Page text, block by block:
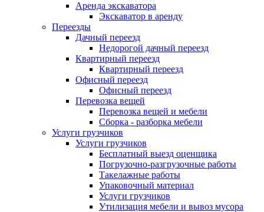
Аренда экскаватора
Экскаватор в аренду
Переезды
Дачный переезд
Недорогой дачный переезд
Квартирный переезд
Квартирный переезд
Офисный переезд
Офисный переезд
Перевозка вещей
Перевозка вещей и мебели
Сборка - разборка мебели
Услуги грузчиков
Услуги грузчиков
Бесплатный выезд оценщика
Погрузочно-разгрузочные работы
Такелажные работы
Упаковочный материал
Услуги грузчиков
Утилизация мебели и вывоз мусора